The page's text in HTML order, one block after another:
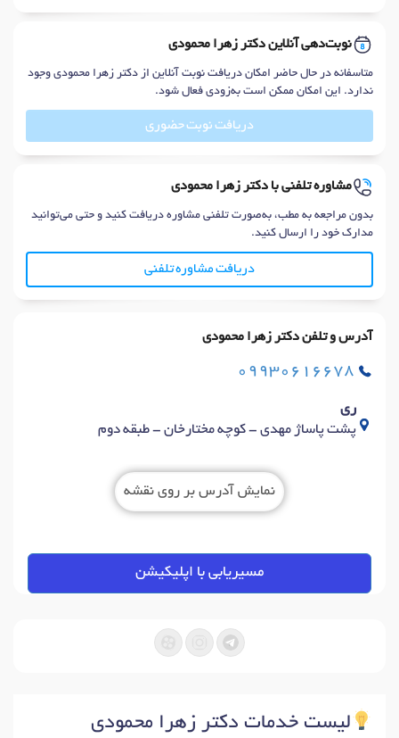
نوبت‌دهی آنلاین دکتر زهرا محمودی
متاسفانه در حال حاضر امکان دریافت نوبت آنلاین از دکتر زهرا محمودی وجود
ندارد. این امکان ممکن است به‌زودی فعال شود.
دریافت نوبت حضوری
مشاوره تلفنی با دکتر زهرا محمودی
بدون مراجعه به مطب، به‌صورت تلفنی مشاوره دریافت کنید و حتی می‌توانید
مدارک خود را ارسال کنید.
دریافت مشاوره تلفنی
آدرس و تلفن دکتر زهرا محمودی
09930616678
ری
پشت پاساژ مهدی - کوچه مختارخان - طبقه دوم
نمایش آدرس بر روی نقشه
مسیریابی با اپلیکیشن
لیست خدمات دکتر زهرا محمودی